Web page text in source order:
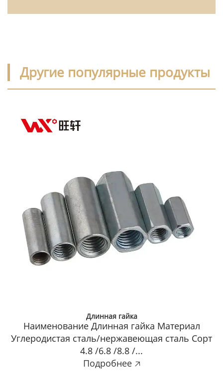
Другие популярные продукты
Длинная гайка
Наименование Длинная гайка Материал
Углеродистая сталь/нержавеющая сталь Сорт
4.8 /6.8 /8.8 /...
Подробнее 🡥